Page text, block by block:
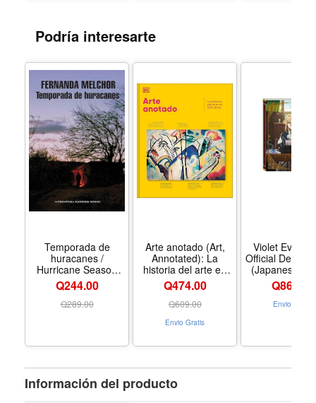
Podría interesarte
Temporada de
huracanes /
Hurricane Season
(Spanish Edition) -
Formato Paperback
Q244.00
Q289.00
Arte anotado (Art,
Annotated): La
historia del arte en
500 obras (Spanish
Edition) - Formato
Hardcover
Q474.00
Q609.00
Envio Gratis
Violet
Official Design
(Japanese
Q864.00
Envio Gratis
Información del producto